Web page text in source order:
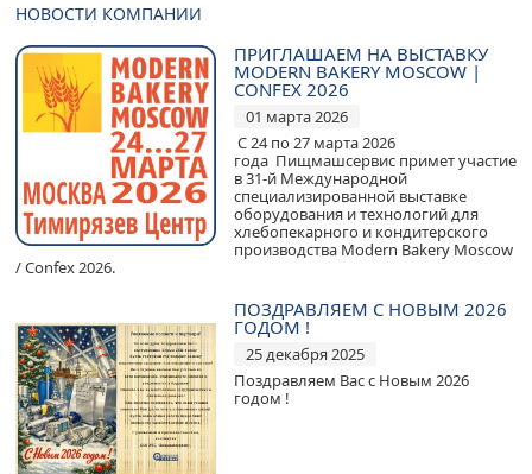
НОВОСТИ КОМПАНИИ
ПРИГЛАШАЕМ НА ВЫСТАВКУ
MODERN BAKERY MOSCOW |
CONFEX 2026
01 марта 2026
С 24 по 27 марта 2026
года Пищмашсервис примет участие
в 31-й Международной
специализированной выставке
оборудования и технологий для
хлебопекарного и кондитерского
производства Modern Bakery Moscow
/ Confex 2026.
ПОЗДРАВЛЯЕМ С НОВЫМ 2026
ГОДОМ !
25 декабря 2025
Поздравляем Вас с Новым 2026
годом !